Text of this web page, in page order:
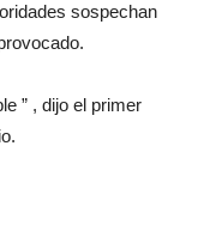
sospechan
” , dijo el primer